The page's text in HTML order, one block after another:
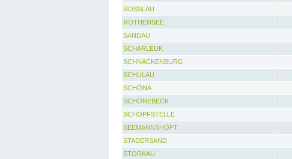
ROSSLAU
ROTHENSEE
SANDAU
SCHARLEUK
SCHNACKENBURG
SCHULAU
SCHÖNA
SCHÖNEBECK
SCHÖPFSTELLE
SEEMANNSHÖFT
STADERSAND
STORKAU